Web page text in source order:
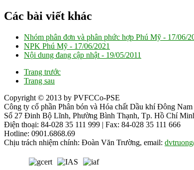
Các bài viết khác
Nhóm phân đơn và phân phức hợp Phú Mỹ - 17/06/
NPK Phú Mỹ - 17/06/2021
Nội dung đang cập nhật - 19/05/2011
Trang trước
Trang sau
Copyright © 2013 by PVFCCo-PSE
Công ty cổ phần Phân bón và Hóa chất Dầu khí Đông
Số 27 Đinh Bộ Lĩnh, Phường Bình Thạnh, Tp. Hồ Chí
Điện thoại: 84-028 35 111 999 | Fax: 84-028 35 111 666
Hotline: 0901.6868.69
Chịu trách nhiệm chính: Đoàn Văn Trường, email: